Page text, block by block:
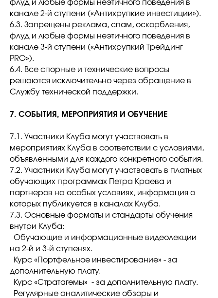
флуд и любые формы неэтичного поведения в
канале 2-й ступени («Антихрупкие инвестиции»).
6.3. Запрещены реклама, спам, оскорбления,
флуд и любые формы неэтичного поведения в
канале 3-й ступени («Антихрупкий Трейдинг
PRO»).
6.4. Все спорные и технические вопросы
решаются исключительно через обращение в
Службу технической поддержки.
7. СОБЫТИЯ, МЕРОПРИЯТИЯ И ОБУЧЕНИЕ
7.1. Участники Клуба могут участвовать в
мероприятиях Клуба в соответствии с условиями,
объявленными для каждого конкретного события.
7.2. Участники Клуба могут участвовать в платных
обучающих программах Петра Краева и
партнеров на особых условиях, информация о
которых публикуется в каналах Клуба.
7.3. Основные форматы и стандарты обучения
внутри Клуба:
Обучающие и информационные видеолекции
на 2-й и 3-й ступенях.
Курс «Портфельное инвестирование» - за
дополнительную плату.
Курс «Стратагемы» - за дополнительную плату.
Регулярные аналитические обзоры и